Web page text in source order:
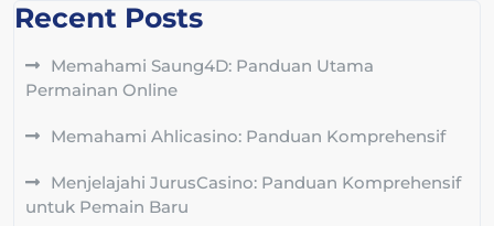
Recent Posts
Memahami Saung4D: Panduan Utama
Permainan Online
Memahami Ahlicasino: Panduan Komprehensif
Menjelajahi JurusCasino: Panduan Komprehensif
untuk Pemain Baru